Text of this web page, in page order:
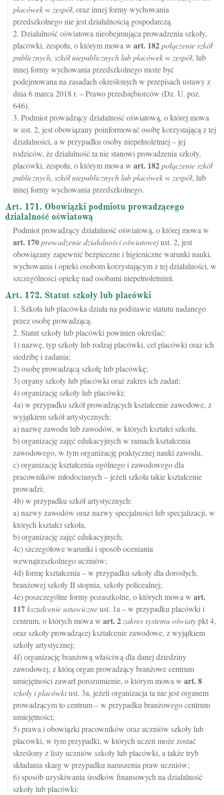
placówek w zespół, oraz innej formy wychowania
przedszkolnego nie jest działalnością gospodarczą.
2. Działalność oświatowa nieobejmująca prowadzenia szkoły,
placówki, zespołu, o którym mowa w art. 182połączenie szkół
publicznych, szkół niepublicznych lub placówek w zespół, lub
innej formy wychowania przedszkolnego może być
podejmowana na zasadach określonych w przepisach ustawy z
dnia 6 marca 2018 r. – Prawo przedsiębiorców (Dz. U. poz.
646).
3. Podmiot prowadzący działalność oświatową, o której mowa
w ust. 2, jest obowiązany poinformować osobę korzystającą z tej
działalności, a w przypadku osoby niepełnoletniej – jej
rodziców, że działalność ta nie stanowi prowadzenia szkoły,
placówki, zespołu, o którym mowa w art. 182połączenie szkół
publicznych, szkół niepublicznych lub placówek w zespół, lub
innej formy wychowania przedszkolnego.
Art. 171. Obowiązki podmiotu prowadzącego
działalność oświatową
Podmiot prowadzący działalność oświatową, o której mowa w
art. 170prowadzenie działalności oświatowejust. 2, jest
obowiązany zapewnić bezpieczne i higieniczne warunki nauki,
wychowania i opieki osobom korzystającym z tej działalności, w
szczególności opiekę nad osobami niepełnoletnimi.
Art. 172. Statut szkoły lub placówki
1. Szkoła lub placówka działa na podstawie statutu nadanego
przez osobę prowadzącą.
2. Statut szkoły lub placówki powinien określać:
1) nazwę, typ szkoły lub rodzaj placówki, cel placówki oraz ich
siedzibę i zadania;
2) osobę prowadzącą szkołę lub placówkę;
3) organy szkoły lub placówki oraz zakres ich zadań;
4) organizację szkoły lub placówki;
4a) w przypadku szkół prowadzących kształcenie zawodowe, z
wyjątkiem szkół artystycznych:
a) nazwę zawodu lub zawodów, w których kształci szkoła,
b) organizację zajęć edukacyjnych w ramach kształcenia
zawodowego, w tym organizację praktycznej nauki zawodu,
c) organizację kształcenia ogólnego i zawodowego dla
pracowników młodocianych – jeżeli szkoła takie kształcenie
prowadzi;
4b) w przypadku szkół artystycznych:
a) nazwy zawodów oraz nazwy specjalności lub specjalizacji, w
których kształci szkoła,
b) organizację zajęć edukacyjnych;
4c) szczegółowe warunki i sposób oceniania
wewnątrzszkolnego uczniów;
4d) formę kształcenia – w przypadku szkoły dla dorosłych,
branżowej szkoły II stopnia, szkoły policealnej;
4e) poszczególne formy pozaszkolne, o których mowa w art.
117kształcenie ustawiczneust. 1a – w przypadku placówki i
centrum, o których mowa w art.2 zakres systemu oświatypkt 4,
oraz szkoły prowadzącej kształcenie zawodowe, z wyjątkiem
szkoły artystycznej;
4f) organizację branżową właściwą dla danej dziedziny
zawodowej, z którą organ prowadzący branżowe centrum
umiejętności zawarł porozumienie, o którym mowa w art.8
szkoły i placówkiust. 3a, jeżeli organizacja ta nie jest organem
prowadzącym to centrum – w przypadku branżowego centrum
umiejętności;
5) prawa i obowiązki pracowników oraz uczniów szkoły lub
placówki, w tym przypadki, w których uczeń może zostać
skreślony z listy uczniów szkoły lub placówki, a także tryb
składania skarg w przypadku naruszenia praw uczniów;
6) sposób uzyskiwania środków finansowych na działalność
szkoły lub placówki;